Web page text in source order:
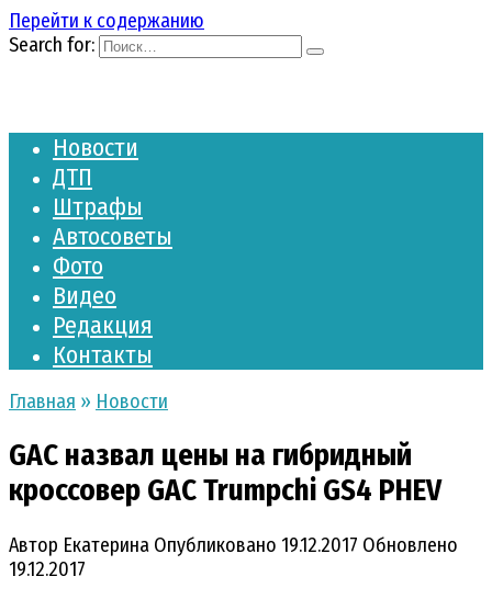
Перейти к содержанию
Search for:
Новости
ДТП
Штрафы
Автосоветы
Фото
Видео
Редакция
Контакты
Главная » Новости
GAC назвал цены на гибридный
кроссовер GAC Trumpchi GS4 PHEV
Автор Екатерина Опубликовано 19.12.2017 Обновлено
19.12.2017